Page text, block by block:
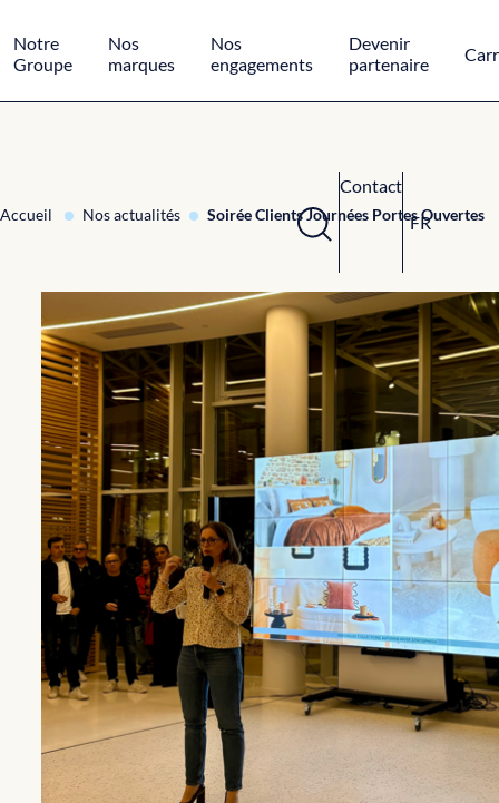
Notre
Groupe
Nos
marques
Nos
engagements
Devenir
partenaire
Contact
FR
Accueil Nos actualités Soirée Clients Journées Portes Ouvertes